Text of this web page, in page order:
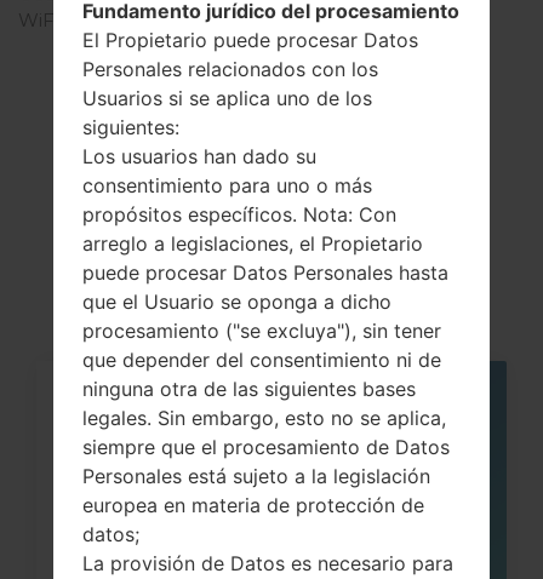
WiFi
Wi-Fi802.11b/g/n, Wi-Fi
Direct, hotspot
Artículos
LGH443(LGH443)
akaLG Escape 2
Fundamento jurídico del procesamiento
El Propietario puede procesar Datos
Personales relacionados con los
Usuarios si se aplica uno de los
siguientes:
Los usuarios han dado su
consentimiento para uno o más
propósitos específicos. Nota: Con
arreglo a legislaciones, el Propietario
puede procesar Datos Personales hasta
que el Usuario se oponga a dicho
procesamiento ("se excluya"), sin tener
que depender del consentimiento ni de
ninguna otra de las siguientes bases
legales. Sin embargo, esto no se aplica,
siempre que el procesamiento de Datos
Personales está sujeto a la legislación
europea en materia de protección de
datos;
La provisión de Datos es necesario para